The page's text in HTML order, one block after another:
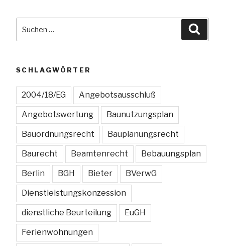
mündlichen
Präsentation
ist
nach:
SCHLAGWÖRTER
2004/18/EG Angebotsausschluß
Angebotswertung Baunutzungsplan
Bauordnungsrecht Bauplanungsrecht
Baurecht Beamtenrecht Bebauungsplan
Berlin BGH Bieter BVerwG
Dienstleistungskonzession
dienstliche Beurteilung EuGH
Ferienwohnungen